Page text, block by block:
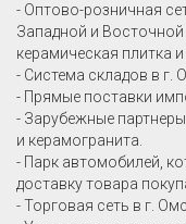
- Оптово-розничная
Западной и
керамическая плитка
- Система складов в г.
- Прямые поставки
- Зарубежные
и керамогранита.
- Парк автомобилей,
доставку товара
- Торговая сеть в г.